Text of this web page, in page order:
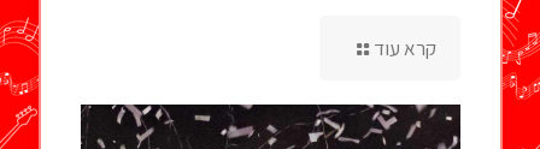
קרא עוד